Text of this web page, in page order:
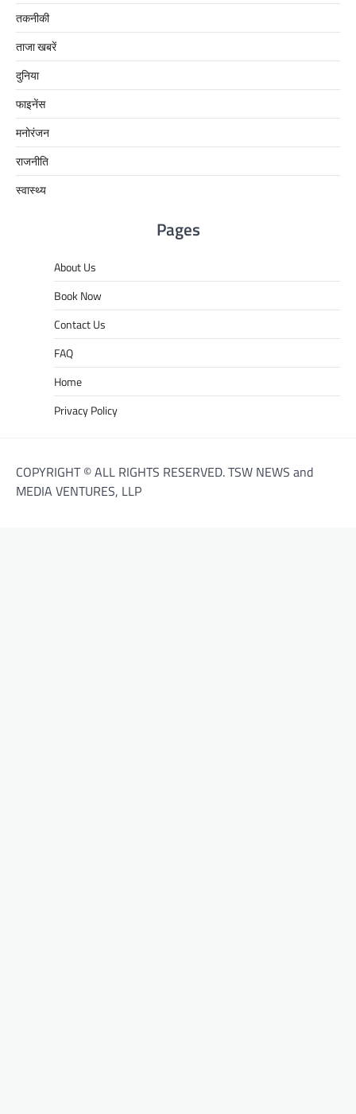
तकनीकी
ताजा खबरें
दुनिया
फाइनेंस
मनोरंजन
राजनीति
स्वास्थ्य
Pages
About Us
Book Now
Contact Us
FAQ
Home
Privacy Policy
COPYRIGHT © ALL RIGHTS RESERVED. TSW NEWS and
MEDIA VENTURES, LLP